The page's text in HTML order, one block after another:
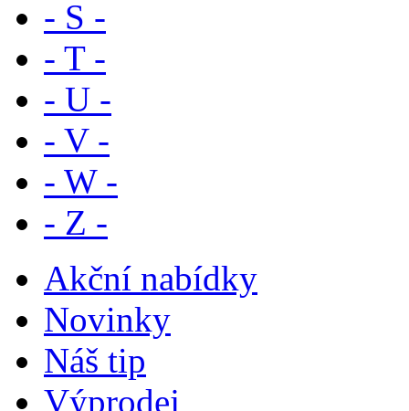
- S -
- T -
- U -
- V -
- W -
- Z -
Akční nabídky
Novinky
Náš tip
Výprodej